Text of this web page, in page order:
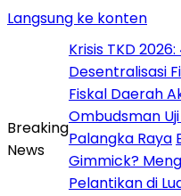
Langsung ke konten
Breaking
News
Krisis TKD
Desentralisasi
Fiskal Daerah
Ombudsman
Palangka Raya
Gimmick?
Pelantikan di